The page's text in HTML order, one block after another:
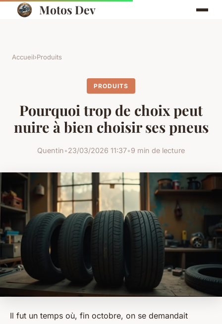
Motos Dev
Accueil›Produits
PRODUITS
Pourquoi trop de choix peut
nuire à bien choisir ses pneus
Quentin•23/03/2026 11:37•9 min de lecture
Il fut un temps où, fin octobre, on se demandait